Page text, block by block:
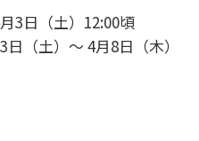
3日（土）12:00頃
（土）〜 4月8日（木）